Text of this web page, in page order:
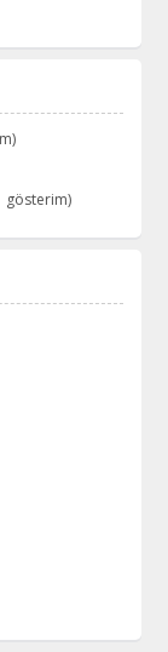
gösterim)